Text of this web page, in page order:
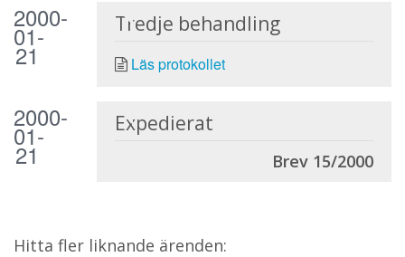
2000-
01-
21
Tredje behandling
Läs protokollet
2000-
01-
21
Expedierat
Brev 15/2000
Hitta fler liknande ärenden: